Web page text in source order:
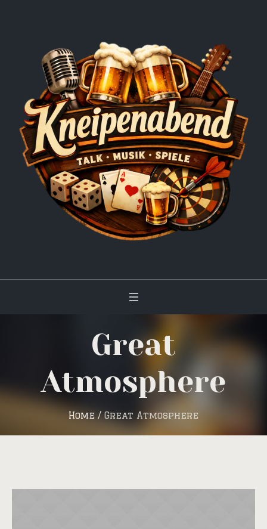
Great
Atmosphere
Home / Great Atmosphere